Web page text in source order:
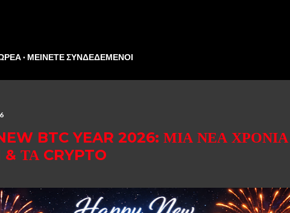
ΜΕΊΝΕΤΕ ΣΥΝΔΕΔΕΜΈΝΟΙ
BTC YEAR 2026: ΜΙΑ ΝΈΑ
& ΤΑ CRYPTO